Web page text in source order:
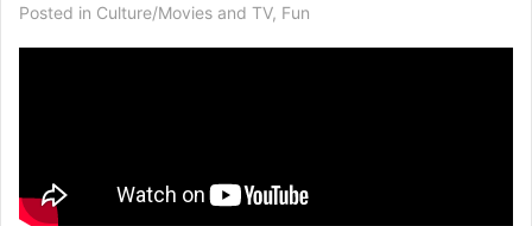
Posted in Culture/Movies and TV, Fun